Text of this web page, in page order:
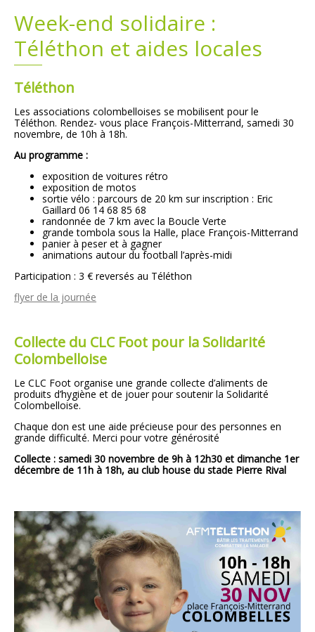
Week-end solidaire :
Téléthon et aides locales
Téléthon
Les associations colombelloises se mobilisent pour le
Téléthon. Rendez- vous place François-Mitterrand, samedi 30
novembre, de 10h à 18h.
Au programme :
exposition de voitures rétro
exposition de motos
sortie vélo : parcours de 20 km sur inscription : Eric
Gaillard 06 14 68 85 68
randonnée de 7 km avec la Boucle Verte
grande tombola sous la Halle, place François-Mitterrand
panier à peser et à gagner
animations autour du football l’après-midi
Participation : 3 € reversés au Téléthon
flyer de la journée
Collecte du CLC Foot pour la Solidarité
Colombelloise
Le CLC Foot organise une grande collecte d’aliments de
produits d’hygiène et de jouer pour soutenir la Solidarité
Colombelloise.
Chaque don est une aide précieuse pour des personnes en
grande difficulté. Merci pour votre générosité
Collecte : samedi 30 novembre de 9h à 12h30 et dimanche 1er
décembre de 11h à 18h, au club house du stade Pierre Rival
Plans
Demandes légales
Emploi
Marchés publics
Grands projets